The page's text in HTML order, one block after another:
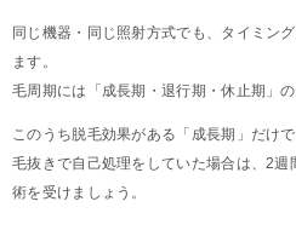
同じ機器・同じ照射方式でも、タイミン
ます。
毛周期には「成長期・退行期・休止期」の
このうち脱毛効果がある「成長期」だけで
毛抜きで自己処理をしていた場合は、2
術を受けましょう。